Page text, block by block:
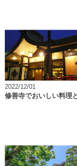
2022/12/01
修善寺でおいしい料理